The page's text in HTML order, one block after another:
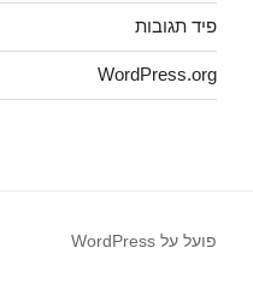
פיד תגובות
WordPress.org
פועל על WordPress